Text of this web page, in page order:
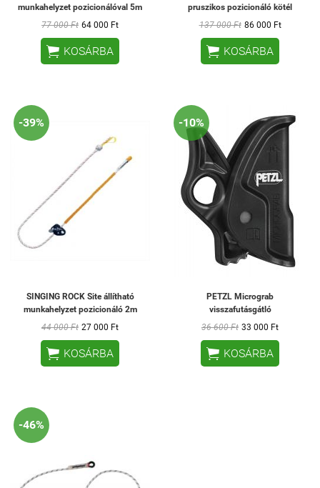
munkahelyzet pozicionálóval 5m
77 000 Ft 64 000 Ft
 KOSÁRBA
pruszikos pozicionáló kötél
137 000 Ft 86 000 Ft
 KOSÁRBA
-39%
SINGING ROCK Site állítható
munkahelyzet pozicionáló 2m
44 000 Ft 27 000 Ft
 KOSÁRBA
-10%
PETZL Micrograb
visszafutásgátló
36 600 Ft 33 000 Ft
 KOSÁRBA
-46%